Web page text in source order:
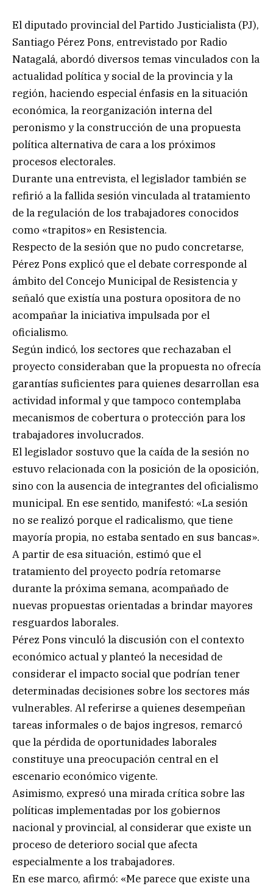
El diputado provincial del Partido Justicialista (PJ),
Santiago Pérez Pons, entrevistado por Radio
Natagalá, abordó diversos temas vinculados con la
actualidad política y social de la provincia y la
región, haciendo especial énfasis en la situación
económica, la reorganización interna del
peronismo y la construcción de una propuesta
política alternativa de cara a los próximos
procesos electorales.
Durante una entrevista, el legislador también se
refirió a la fallida sesión vinculada al tratamiento
de la regulación de los trabajadores conocidos
como «trapitos» en Resistencia.
Respecto de la sesión que no pudo concretarse,
Pérez Pons explicó que el debate corresponde al
ámbito del Concejo Municipal de Resistencia y
señaló que existía una postura opositora de no
acompañar la iniciativa impulsada por el
oficialismo.
Según indicó, los sectores que rechazaban el
proyecto consideraban que la propuesta no ofrecía
garantías suficientes para quienes desarrollan esa
actividad informal y que tampoco contemplaba
mecanismos de cobertura o protección para los
trabajadores involucrados.
El legislador sostuvo que la caída de la sesión no
estuvo relacionada con la posición de la oposición,
sino con la ausencia de integrantes del oficialismo
municipal. En ese sentido, manifestó: «La sesión
no se realizó porque el radicalismo, que tiene
mayoría propia, no estaba sentado en sus bancas».
A partir de esa situación, estimó que el
tratamiento del proyecto podría retomarse
durante la próxima semana, acompañado de
nuevas propuestas orientadas a brindar mayores
resguardos laborales.
Pérez Pons vinculó la discusión con el contexto
económico actual y planteó la necesidad de
considerar el impacto social que podrían tener
determinadas decisiones sobre los sectores más
vulnerables. Al referirse a quienes desempeñan
tareas informales o de bajos ingresos, remarcó
que la pérdida de oportunidades laborales
constituye una preocupación central en el
escenario económico vigente.
Asimismo, expresó una mirada crítica sobre las
políticas implementadas por los gobiernos
nacional y provincial, al considerar que existe un
proceso de deterioro social que afecta
especialmente a los trabajadores.
En ese marco, afirmó: «Me parece que existe una